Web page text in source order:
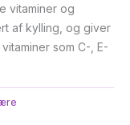
vitaminer og
af kylling, og giver
som C-, E-